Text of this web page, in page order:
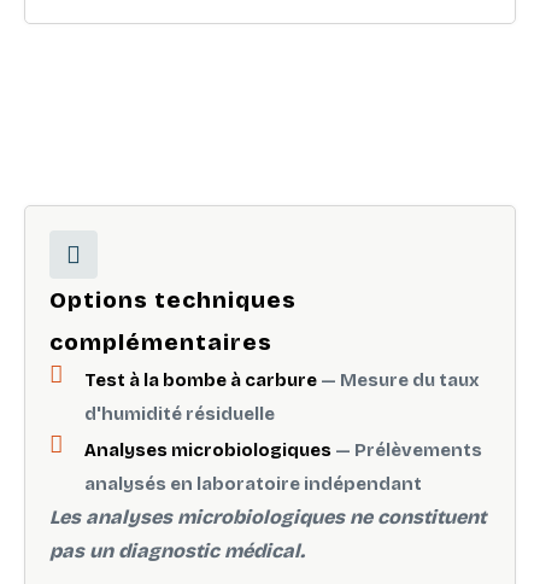
Options techniques
complémentaires
Test à la bombe à carbure— Mesure du taux
d'humidité résiduelle
Analyses microbiologiques— Prélèvements
analysés en laboratoire indépendant
Les analyses microbiologiques ne constituent
pas un diagnostic médical.